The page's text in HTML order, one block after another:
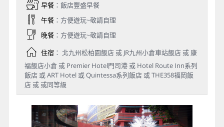
早餐：飯店豐盛早餐
午餐：方便遊玩~敬請自理
晚餐：方便遊玩~敬請自理
住宿： 北九州松柏園飯店 或 JR九州小倉車站飯店 或 康
福飯店小倉 或 Premier Hotel門司港 或 Hotel Route Inn系列
飯店 或 ART Hotel 或 Quintessa系列飯店 或 THE358福岡飯
店 或 或同等級